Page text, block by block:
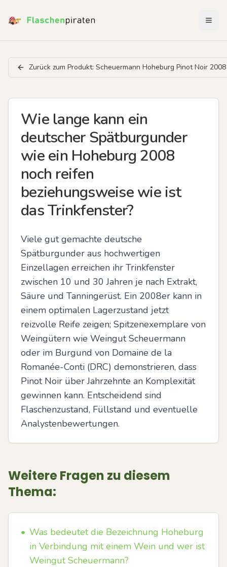
Zurück zum Produkt: Scheuermann Hoheburg Pinot Noir 2008
Wie lange kann ein
deutscher Spätburgunder
wie ein Hoheburg 2008
noch reifen
beziehungsweise wie ist
das Trinkfenster?
Viele gut gemachte deutsche
Spätburgunder aus hochwertigen
Einzellagen erreichen ihr Trinkfenster
zwischen 10 und 30 Jahren je nach Extrakt,
Säure und Tanningerüst. Ein 2008er kann in
einem optimalen Lagerzustand jetzt
reizvolle Reife zeigen; Spitzenexemplare von
Weingütern wie Weingut Scheuermann
oder im Burgund von Domaine de la
Romanée-Conti (DRC) demonstrieren, dass
Pinot Noir über Jahrzehnte an Komplexität
gewinnen kann. Entscheidend sind
Flaschenzustand, Füllstand und eventuelle
Analystenbewertungen.
Weitere Fragen zu diesem
Thema:
• Was bedeutet die Bezeichnung Hoheburg
in Verbindung mit einem Wein und wer ist
Weingut Scheuermann?